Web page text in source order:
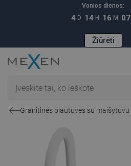
Vonios dienos:
4 D 14 H 16 M 06
Žiūrėti
Granitinės plautuvės su maišytuvu